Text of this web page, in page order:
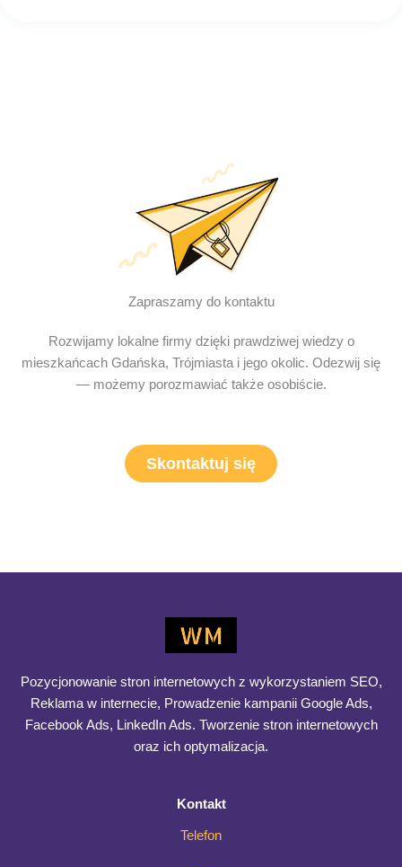
Zapraszamy do kontaktu
Rozwijamy lokalne firmy dzięki prawdziwej wiedzy o
mieszkańcach Gdańska, Trójmiasta i jego okolic. Odezwij się
— możemy porozmawiać także osobiście.
Skontaktuj się
Pozycjonowanie stron internetowych z wykorzystaniem SEO,
Reklama w internecie, Prowadzenie kampanii Google Ads,
Facebook Ads, LinkedIn Ads. Tworzenie stron internetowych
oraz ich optymalizacja.
Kontakt
Telefon